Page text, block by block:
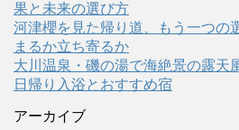
果と未来の選び方
河津櫻を見た帰り道、もう一つの
まるか立ち寄るか
大川温泉・磯の湯で海絶景の露天
日帰り入浴とおすすめ宿
アーカイブ